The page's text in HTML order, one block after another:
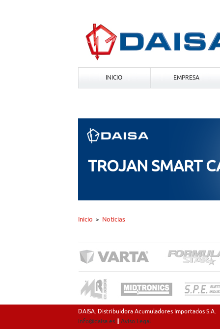
INICIO EMPRESA
TROJAN SMART
Inicio > Noticias
DAISA. Distribuidora Acumuladores Importados S.A.
info@daisa.es|| Aviso Legal